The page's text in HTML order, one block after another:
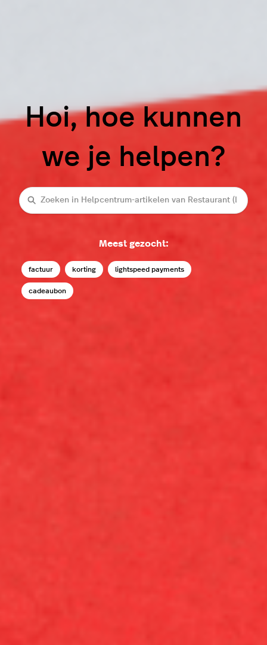
Hoi, hoe kunnen
we je helpen?
Zoeken
Meest gezocht:
factuur korting lightspeed payments
cadeaubon